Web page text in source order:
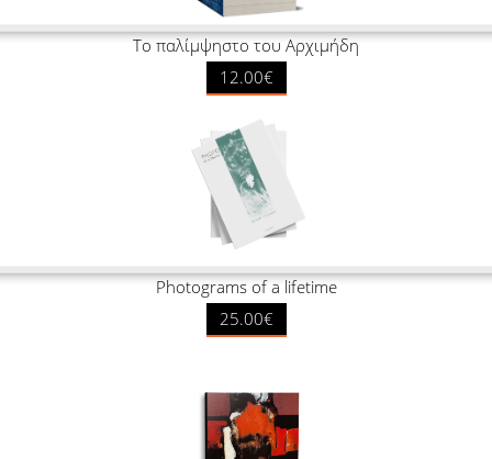
Το παλίμψηστο του Αρχιμήδη
12.00€
Photograms of a lifetime
25.00€